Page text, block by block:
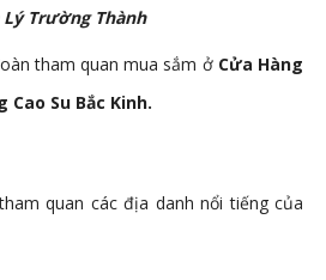
Lý Trường Thành
tham quan mua sắm ở Cửa Hàng
Su Bắc Kinh.
quan các địa danh nổi tiếng của